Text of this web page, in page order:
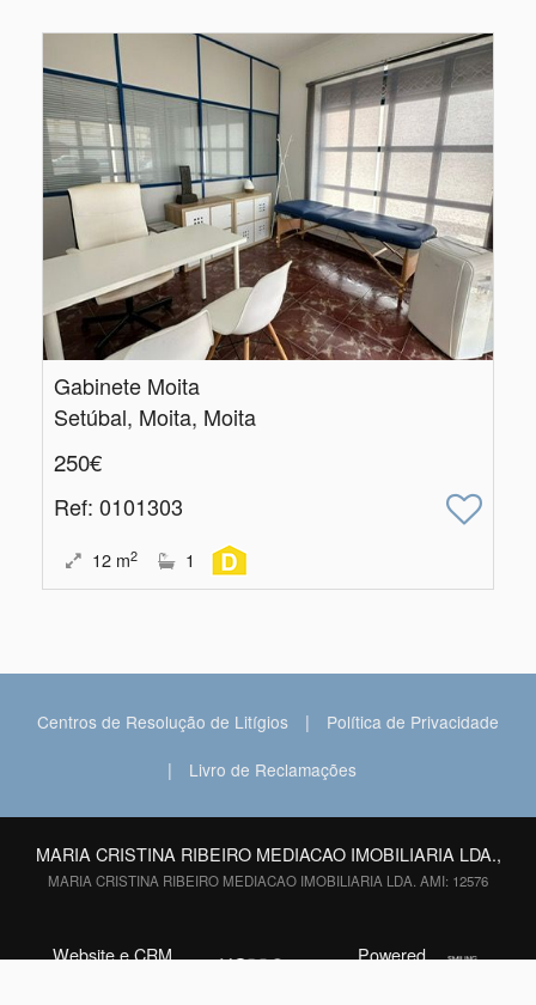
Gabinete Moita
Setúbal, Moita, Moita
250€
Ref: 0101303
12 m2 1
Centros de Resolução de Litígios | Política de Privacidade
| Livro de Reclamações
MARIA CRISTINA RIBEIRO MEDIACAO IMOBILIARIA LDA.,
MARIA CRISTINA RIBEIRO MEDIACAO IMOBILIARIA LDA. AMI: 12576
Website e CRM
©2026 Powered